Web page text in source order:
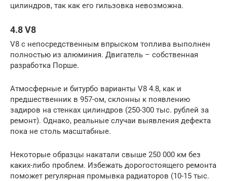
цилиндров, так как его гильзовка невозможна.
4.8 V8
V8 с непосредственным впрыском топлива выполнен
полностью из алюминия. Двигатель – собственная
разработка Порше.
Атмосферные и битурбо варианты V8 4.8, как и
предшественник в 957-ом, склонны к появлению
задиров на стенках цилиндров (250-300 тыс. рублей за
ремонт). Однако, реальные случаи выявления дефекта
пока не столь масштабные.
Некоторые образцы накатали свыше 250 000 км без
каких-либо проблем. Избежать дорогостоящего ремонта
поможет регулярная промывка радиаторов (10-15 тыс.